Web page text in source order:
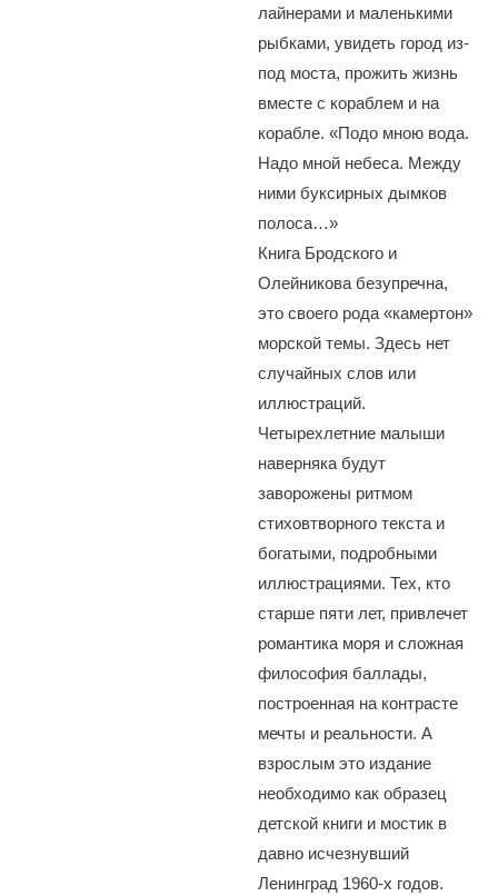
лайнерами и маленькими
рыбками, увидеть город из-
под моста, прожить жизнь
вместе с кораблем и на
корабле. «Подо мною вода.
Надо мной небеса. Между
ними буксирных дымков
полоса…»
Книга Бродского и
Олейникова безупречна,
это своего рода «камертон»
морской темы. Здесь нет
случайных слов или
иллюстраций.
Четырехлетние малыши
наверняка будут
заворожены ритмом
стиховтворного текста и
богатыми, подробными
иллюстрациями. Тех, кто
старше пяти лет, привлечет
романтика моря и сложная
философия баллады,
построенная на контрасте
мечты и реальности. А
взрослым это издание
необходимо как образец
детской книги и мостик в
давно исчезнувший
Ленинград 1960-х годов.